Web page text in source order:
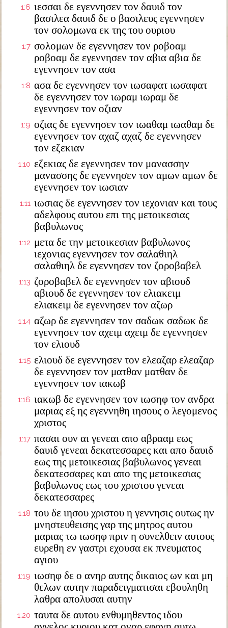
1:6 ιεσσαι δε εγεννησεν τον δαυιδ τον
βασιλεα δαυιδ δε ο βασιλευς εγεννησεν
τον σολομωνα εκ της του ουριου
1:7 σολομων δε εγεννησεν τον ροβοαμ
ροβοαμ δε εγεννησεν τον αβια αβια δε
εγεννησεν τον ασα
1:8 ασα δε εγεννησεν τον ιωσαφατ ιωσαφατ
δε εγεννησεν τον ιωραμ ιωραμ δε
εγεννησεν τον οζιαν
1:9 οζιας δε εγεννησεν τον ιωαθαμ ιωαθαμ δε
εγεννησεν τον αχαζ αχαζ δε εγεννησεν
τον εζεκιαν
1:10 εζεκιας δε εγεννησεν τον μανασσην
μανασσης δε εγεννησεν τον αμων αμων δε
εγεννησεν τον ιωσιαν
1:11 ιωσιας δε εγεννησεν τον ιεχονιαν και τους
αδελφους αυτου επι της μετοικεσιας
βαβυλωνος
1:12 μετα δε την μετοικεσιαν βαβυλωνος
ιεχονιας εγεννησεν τον σαλαθιηλ
σαλαθιηλ δε εγεννησεν τον ζοροβαβελ
1:13 ζοροβαβελ δε εγεννησεν τον αβιουδ
αβιουδ δε εγεννησεν τον ελιακειμ
ελιακειμ δε εγεννησεν τον αζωρ
1:14 αζωρ δε εγεννησεν τον σαδωκ σαδωκ δε
εγεννησεν τον αχειμ αχειμ δε εγεννησεν
τον ελιουδ
1:15 ελιουδ δε εγεννησεν τον ελεαζαρ ελεαζαρ
δε εγεννησεν τον ματθαν ματθαν δε
εγεννησεν τον ιακωβ
1:16 ιακωβ δε εγεννησεν τον ιωσηφ τον ανδρα
μαριας εξ ης εγεννηθη ιησους ο λεγομενος
χριστος
1:17 πασαι ουν αι γενεαι απο αβρααμ εως
δαυιδ γενεαι δεκατεσσαρες και απο δαυιδ
εως της μετοικεσιας βαβυλωνος γενεαι
δεκατεσσαρες και απο της μετοικεσιας
βαβυλωνος εως του χριστου γενεαι
δεκατεσσαρες
1:18 του δε ιησου χριστου η γεννησις ουτως ην
μνηστευθεισης γαρ της μητρος αυτου
μαριας τω ιωσηφ πριν η συνελθειν αυτους
ευρεθη εν γαστρι εχουσα εκ πνευματος
αγιου
1:19 ιωσηφ δε ο ανηρ αυτης δικαιος ων και μη
θελων αυτην παραδειγματισαι εβουληθη
λαθρα απολυσαι αυτην
1:20 ταυτα δε αυτου ενθυμηθεντος ιδου